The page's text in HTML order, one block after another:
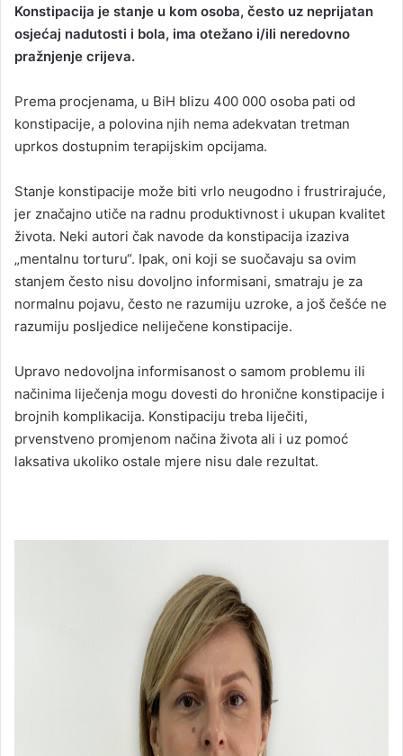
Konstipacija je stanje u kom osoba, često uz neprijatan
osjećaj nadutosti i bola, ima otežano i/ili neredovno
pražnjenje crijeva.
Prema procjenama, u BiH blizu 400 000 osoba pati od
konstipacije, a polovina njih nema adekvatan tretman
uprkos dostupnim terapijskim opcijama.
Stanje konstipacije može biti vrlo neugodno i frustrirajuće,
jer značajno utiče na radnu produktivnost i ukupan kvalitet
života. Neki autori čak navode da konstipacija izaziva
„mentalnu torturu“. Ipak, oni koji se suočavaju sa ovim
stanjem često nisu dovoljno informisani, smatraju je za
normalnu pojavu, često ne razumiju uzroke, a još češće ne
razumiju posljedice neliječene konstipacije.
Upravo nedovoljna informisanost o samom problemu ili
načinima liječenja mogu dovesti do hronične konstipacije i
brojnih komplikacija. Konstipaciju treba liječiti,
prvenstveno promjenom načina života ali i uz pomoć
laksativa ukoliko ostale mjere nisu dale rezultat.